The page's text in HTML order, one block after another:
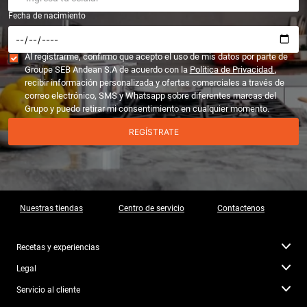
Fecha de nacimiento
Al registrarme, confirmo que acepto el uso de mis datos por parte de
Groupe SEB Andean S.A de acuerdo con la Política de Privacidad,
recibir información personalizada y ofertas comerciales a través de
correo electrónico, SMS y Whatsapp sobre diferentes marcas del
Grupo y puedo retirar mi consentimiento en cualquier momento.
REGÍSTRATE
Nuestras tiendas Centro de servicio Contactenos
Recetas y experiencias
Legal
Servicio al cliente
10. caldero